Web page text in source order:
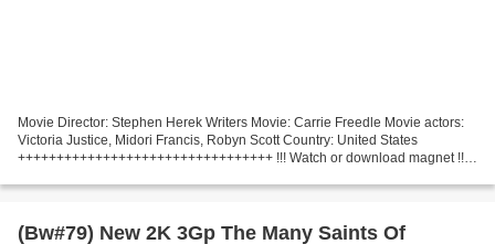
Movie Director: Stephen Herek Writers Movie: Carrie Freedle Movie actors:
Victoria Justice, Midori Francis, Robyn Scott Country: United States
+++++++++++++++++++++++++++++++++ !!! Watch or download magnet !!!
(Bw#79) New 2K 3Gp The Many Saints Of